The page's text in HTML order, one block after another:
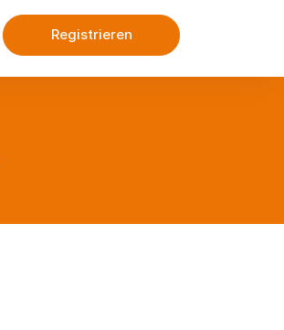
Registrieren